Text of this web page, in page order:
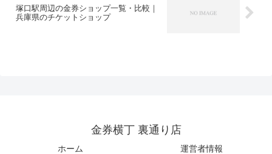
塚口駅周辺の金券ショップ一覧・比較｜
兵庫県のチケットショップ
金券横丁 裏通り店
ホーム 運営者情報